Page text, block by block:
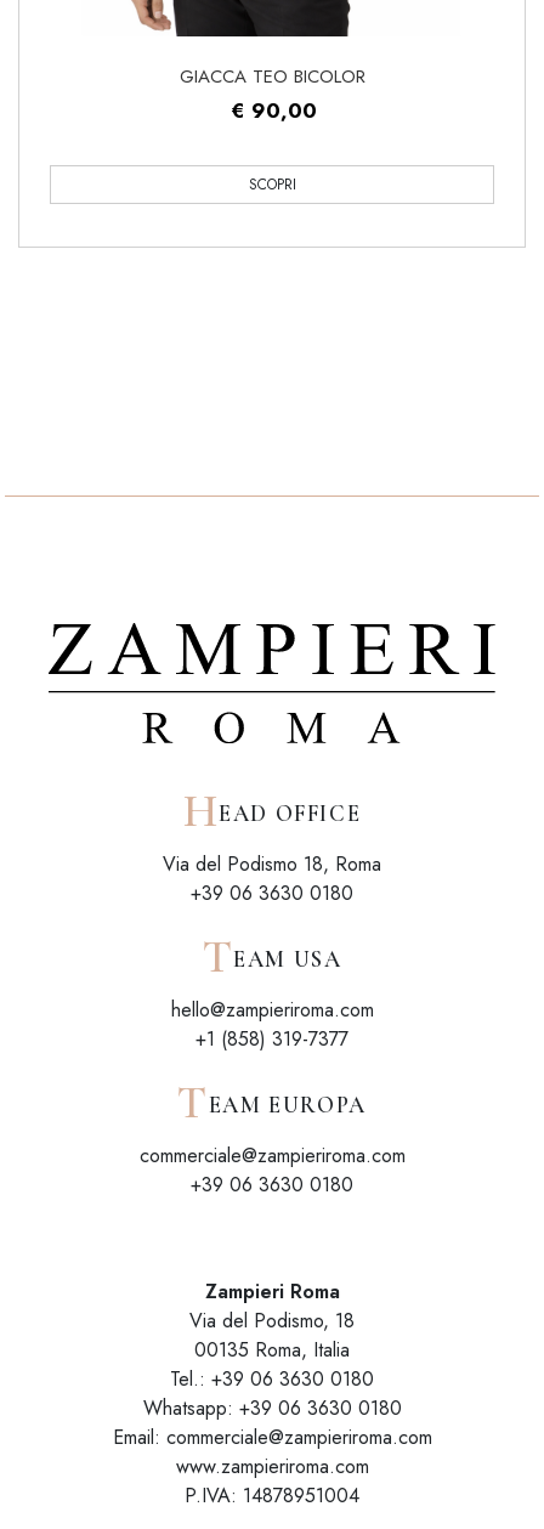
GIACCA TEO BICOLOR
€ 90,00
SCOPRI
HEAD OFFICE
Via del Podismo 18, Roma
+39 06 3630 0180
TEAM USA
hello@zampieriroma.com
+1 (858) 319-7377
TEAM EUROPA
commerciale@zampieriroma.com
+39 06 3630 0180
Zampieri Roma
Via del Podismo, 18
00135 Roma, Italia
Tel.: +39 06 3630 0180
Whatsapp: +39 06 3630 0180
Email: commerciale@zampieriroma.com
www.zampieriroma.com
P.IVA: 14878951004